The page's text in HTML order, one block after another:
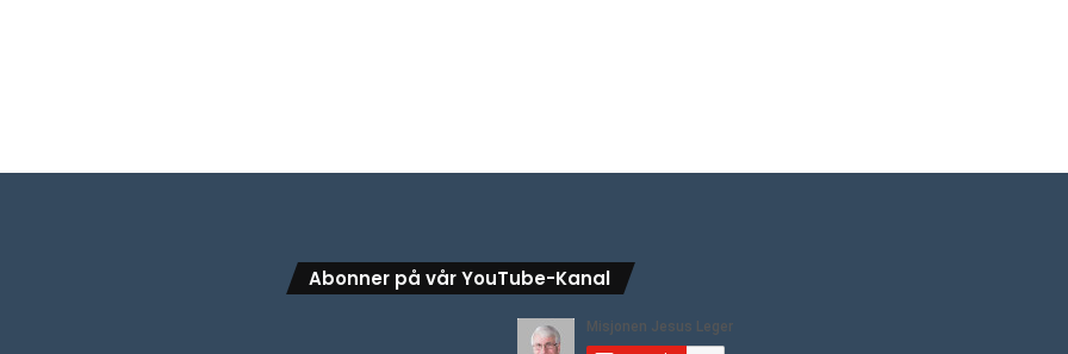
Abonner på vår YouTube-Kanal